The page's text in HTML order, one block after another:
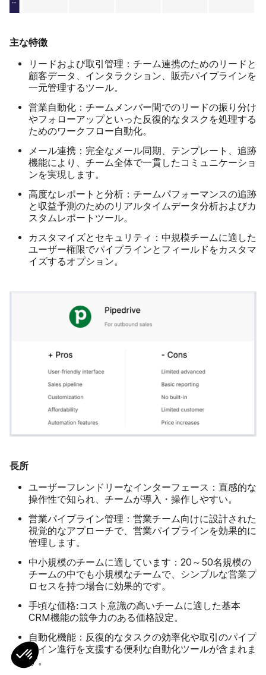
主な特徴
リードおよび取引管理： チーム連携のためのリードと
顧客データ、インタラクション、販売パイプラインを
一元管理するツール。
営業自動化： チームメンバー間でのリードの振り分け
やフォローアップといった反復的なタスクを処理する
ためのワークフロー自動化。
メール連携： 完全なメール同期、テンプレート、追跡
機能により、チーム全体で一貫したコミュニケーショ
ンを実現します。
高度なレポートと分析： チームパフォーマンスの追跡
と収益予測のためのリアルタイムデータ分析およびカ
スタムレポートツール。
カスタマイズとセキュリティ： 中規模チームに適した
ユーザー権限でパイプラインとフィールドをカスタマ
イズするオプション。
長所
ユーザーフレンドリーなインターフェース： 直感的な
操作性で知られ、チームが導入・操作しやすい。
営業パイプライン管理： 営業チーム向けに設計された
視覚的なアプローチで、営業パイプラインを効果的に
管理します。
中小規模のチームに適しています： 20～50名規模の
チームの中でも小規模なチームで、シンプルな営業プ
ロセスを持つ場合に効果的です。
手頃な価格:コスト意識の高いチームに適した基本
CRM機能の競争力のある価格設定。
自動化機能： 反復的なタスクの効率化や取引のパイプ
ライン進行を支援する便利な自動化ツールが含まれま
す。